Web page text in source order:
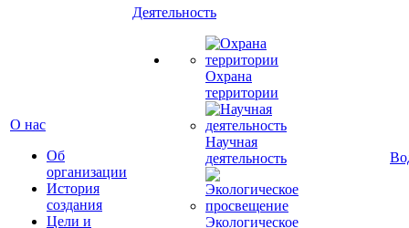
О нас
Об
организации
История
создания
Цели и
Деятельность
Охрана
территории
Научная
деятельность
Экологическое